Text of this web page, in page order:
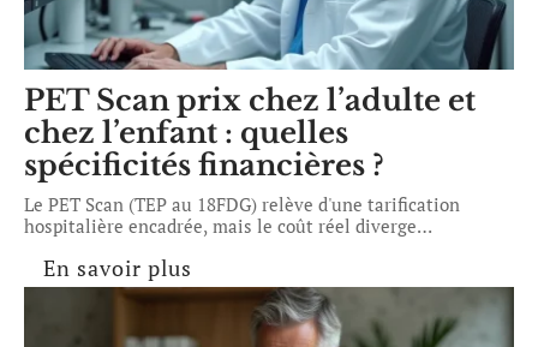
PET Scan prix chez l’adulte et
chez l’enfant : quelles
spécificités financières ?
Le PET Scan (TEP au 18FDG) relève d'une tarification
hospitalière encadrée, mais le coût réel diverge…
En savoir plus